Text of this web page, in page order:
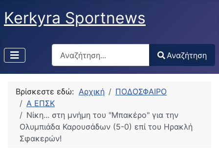
Kerkyra Sportnews
Αναζήτηση
Type 2 or more characters for results.
Αναζήτηση
Βρίσκεστε εδώ: Αρχική
ΠΟΔΟΣΦΑΙΡΟ
Α ΕΠΣΚ
Νίκη... στη μνήμη του "Μπακέρο" για την
Ολυμπιάδα Καρουσάδων (5-0) επί του Ηρακλή
Σφακερών!